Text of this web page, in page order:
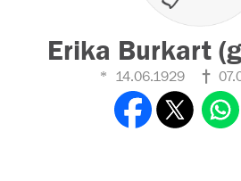
Erika Burkart
14.06.1929